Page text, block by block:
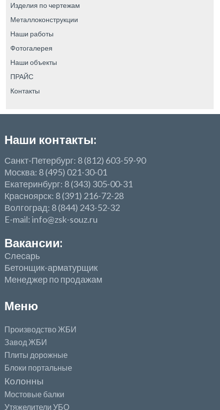
Изделия по чертежам
Металлоконструкции
Наши работы
Фотогалерея
Наши объекты
ПРАЙС
Контакты
Наши контакты:
Санкт-Петербург: 8 (812) 603-59-90
Москва: 8 (495) 021-30-01
Екатеринбург: 8 (343) 305-00-31
Красноярск: 8 (391) 216-72-28
Волгоград: 8 (844) 243-52-32
E-mail: info@zsk-souz.ru
Вакансии:
Слесарь
Бетонщик-арматурщик
Менеджер по продажам
Меню
Производство ЖБИ
Завод ЖБИ
Плиты дорожные
Блоки портальные
Колонны
Мостовые балки
Утяжелители УБО